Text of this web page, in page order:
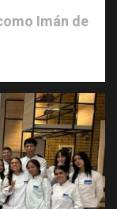
Imán de